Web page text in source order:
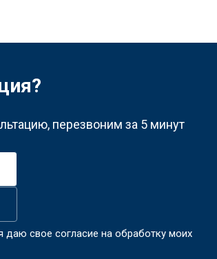
перезвоним за 5 минут
даю свое согласие на обработку моих